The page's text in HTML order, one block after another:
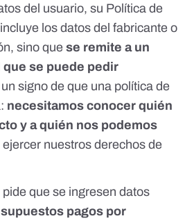
del usuario, su Política de
los datos del fabricante o
sino que se remite a un
se puede pedir
signo de que una política de
necesitamos conocer quién
y a quién nos podemos
ejercer nuestros derechos de
que se ingresen datos
supuestos pagos por